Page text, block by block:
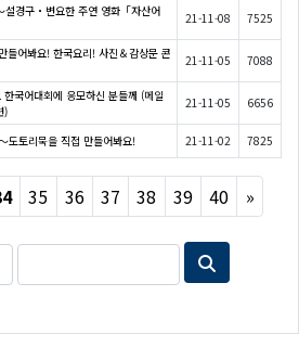
설경구・변요한 주연 영화「자산어
21-11-08 7525
들어봐요! 한국요리! 사진＆감상문 콘
21-11-05 7088
국어대회에 응모하신 분들께 (메일
)
21-11-05 6656
도토리묵을 직접 만들어봐요! 21-11-02 7825
35 36 37 38 39 40 »Next